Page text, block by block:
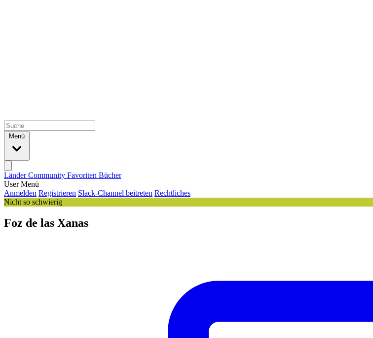
Menü
LänderCommunity Favoriten Bücher
User Menü
Anmelden Registrieren Slack-Channel beitreten Rechtliches
Nicht so schwierig
Foz de las Xanas